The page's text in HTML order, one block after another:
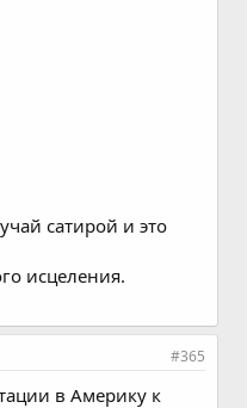
сатирой и это
исцеления.
#365
в Америку к